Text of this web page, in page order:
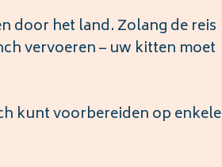
door het land. Zolang de reis
vervoeren – uw kitten moet
kunt voorbereiden op enkele